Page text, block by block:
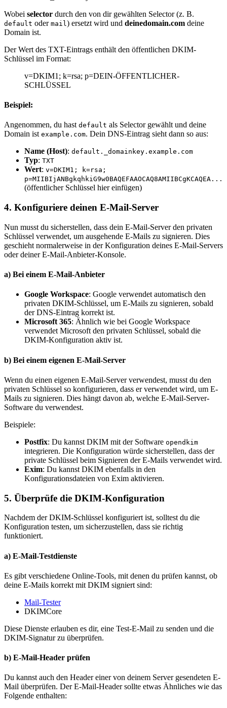
Wobei selector durch den von dir gewählten Selector (z. B.
default oder mail ) ersetzt wird und deinedomain.com deine
Domain ist.
Der Wert des TXT-Eintrags enthält den öffentlichen DKIM-
Schlüssel im Format:
v=DKIM1; k=rsa; p=DEIN-ÖFFENTLICHER-
SCHLÜSSEL
Beispiel:
Angenommen, du hast default als Selector gewählt und deine
Domain ist example.com. Dein DNS-Eintrag sieht dann so aus:
Name (Host): default._domainkey.example.com
Typ: TXT
Wert: v=DKIM1; k=rsa;
p=MIIBIjANBgkqhkiG9w0BAQEFAAOCAQ8AMIIBCgKCAQEA...
(öffentlicher Schlüssel hier einfügen)
4. Konfiguriere deinen E-Mail-Server
Nun musst du sicherstellen, dass dein E-Mail-Server den privaten
Schlüssel verwendet, um ausgehende E-Mails zu signieren. Dies
geschieht normalerweise in der Konfiguration deines E-Mail-Servers
oder deiner E-Mail-Anbieter-Konsole.
a) Bei einem E-Mail-Anbieter
Google Workspace: Google verwendet automatisch den
privaten DKIM-Schlüssel, um E-Mails zu signieren, sobald
der DNS-Eintrag korrekt ist.
Microsoft 365: Ähnlich wie bei Google Workspace
verwendet Microsoft den privaten Schlüssel, sobald die
DKIM-Konfiguration aktiv ist.
b) Bei einem eigenen E-Mail-Server
Wenn du einen eigenen E-Mail-Server verwendest, musst du den
privaten Schlüssel so konfigurieren, dass er verwendet wird, um E-
Mails zu signieren. Dies hängt davon ab, welche E-Mail-Server-
Software du verwendest.
Beispiele:
Postfix: Du kannst DKIM mit der Software opendkim
integrieren. Die Konfiguration würde sicherstellen, dass der
private Schlüssel beim Signieren der E-Mails verwendet wird.
Exim: Du kannst DKIM ebenfalls in den
Konfigurationsdateien von Exim aktivieren.
5. Überprüfe die DKIM-Konfiguration
Nachdem der DKIM-Schlüssel konfiguriert ist, solltest du die
Konfiguration testen, um sicherzustellen, dass sie richtig
funktioniert.
a) E-Mail-Testdienste
Es gibt verschiedene Online-Tools, mit denen du prüfen kannst, ob
deine E-Mails korrekt mit DKIM signiert sind:
Mail-Tester
DKIMCore
Diese Dienste erlauben es dir, eine Test-E-Mail zu senden und die
DKIM-Signatur zu überprüfen.
b) E-Mail-Header prüfen
Du kannst auch den Header einer von deinem Server gesendeten E-
Mail überprüfen. Der E-Mail-Header sollte etwas Ähnliches wie das
Folgende enthalten: